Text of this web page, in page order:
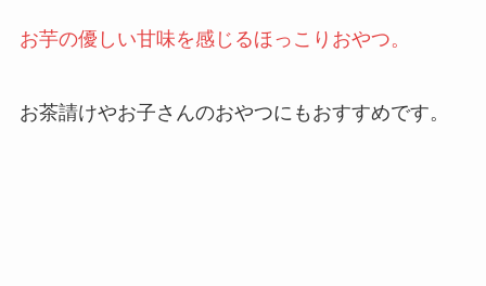
お芋の優しい甘味を感じるほっこりおやつ。
お茶請けやお子さんのおやつにもおすすめです。